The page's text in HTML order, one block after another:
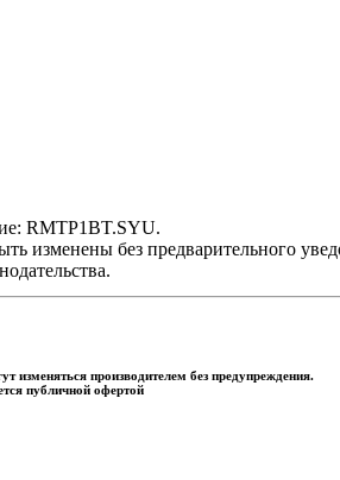
RMTP1BT.SYU.
изменены без предварительного
изменяться производителем без предупреждения.
публичной офертой